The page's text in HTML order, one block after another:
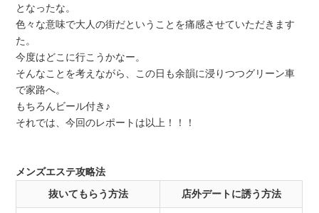
となったな。
色々な意味で大人の街だということを痛感させていただきます
た。
今度はどこに行こうかなー。
そんなことを考えながら、この日も余韻に浸りつつグリーン車
で家路へ。
もちろんビール付き♪
それでは、今回のレポートは以上！！！
メンズエステ攻略法
抜いてもらう方法
店外デートに誘う方法